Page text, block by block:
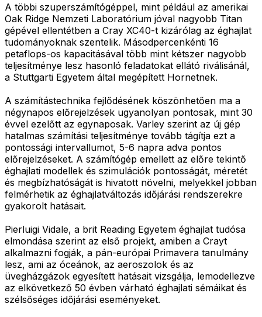
A többi szuperszámítógéppel, mint például az amerikai
Oak Ridge Nemzeti Laboratórium jóval nagyobb Titan
gépével ellentétben a Cray XC40-t kizárólag az éghajlat
tudományoknak szentelik. Másodpercenkénti 16
petaflops-os kapacitásával több mint kétszer nagyobb
teljesítménye lesz hasonló feladatokat ellátó riválisánál,
a Stuttgarti Egyetem által megépített Hornetnek.
A számítástechnika fejlődésének köszönhetően ma a
négynapos előrejelzések ugyanolyan pontosak, mint 30
évvel ezelőtt az egynaposak. Varley szerint az új gép
hatalmas számítási teljesítménye tovább tágítja ezt a
pontossági intervallumot, 5-6 napra adva pontos
előrejelzéseket. A számítógép emellett az előre tekintő
éghajlati modellek és szimulációk pontosságát, méretét
és megbízhatóságát is hivatott növelni, melyekkel jobban
felmérhetik az éghajlatváltozás időjárási rendszerekre
gyakorolt hatásait.
Pierluigi Vidale, a brit Reading Egyetem éghajlat tudósa
elmondása szerint az első projekt, amiben a Crayt
alkalmazni fogják, a pán-európai Primavera tanulmány
lesz, ami az óceánok, az aeroszolok és az
üvegházgázok egyesített hatásait vizsgálja, lemodellezve
az elkövetkező 50 évben várható éghajlati sémáikat és
szélsőséges időjárási eseményeket.